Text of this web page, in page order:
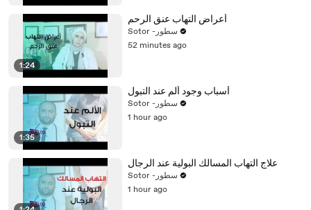
1:24
أعراض التهاب عنق الرحم
Sotor -سطور
52 minutes ago
1:35
أسباب وجود ألم عند التبول
Sotor -سطور
1 hour ago
علاج التهاب المسالك البولية عند الرجال
Sotor -سطور
1 hour ago